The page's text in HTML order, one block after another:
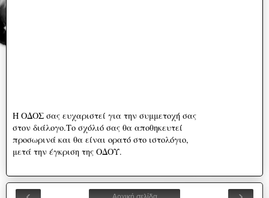
Η ΟΔΟΣ σας ευχαριστεί για την συμμετοχή σας
στον διάλογο.Το σχόλιό σας θα αποθηκευτεί
προσωρινά και θα είναι ορατό στο ιστολόγιο,
μετά την έγκριση της ΟΔΟΥ.